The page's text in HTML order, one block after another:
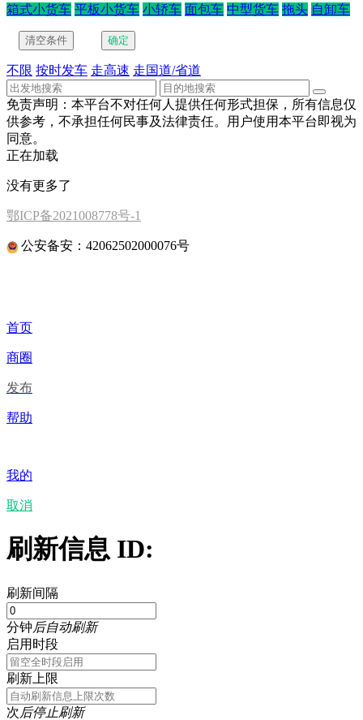
箱式小货车 平板小货车 小轿车 面包车 中型货车 拖头 自卸车
不限 按时发车 走高速 走国道/省道
免责声明：本平台不对任何人提供任何形式担保，所有信息仅
供参考，不承担任何民事及法律责任。用户使用本平台即视为
同意。
正在加载
没有更多了
鄂ICP备2021008778号-1
公安备安：42062502000076号
首页
商圈
发布
帮助
我的
取消
刷新信息 ID:
刷新间隔
分钟后自动刷新
启用时段
刷新上限
次后停止刷新